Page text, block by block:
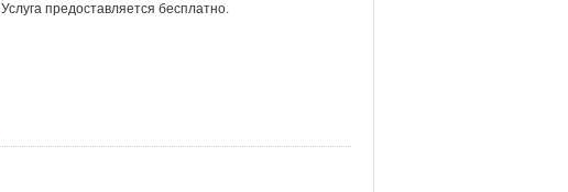
Услуга предоставляется бесплатно.